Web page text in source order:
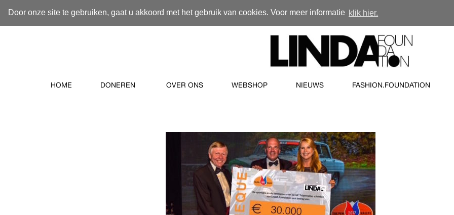
Door onze site te gebruiken, gaat u akkoord met het gebruik van cookies. Voor meer informatie klik hier.
HOME DONEREN OVER ONS WEBSHOP NIEUWS FASHION.FOUNDATION